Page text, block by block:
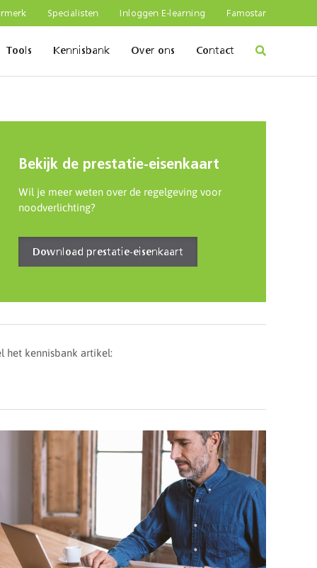
Specialisten Inloggen E-learning Famostar
Tools Kennisbank Over ons Contact
Bekijk de prestatie-eisenkaart
Wil je meer weten over de regelgeving voor
noodverlichting?
Download prestatie-eisenkaart
het kennisbank artikel: